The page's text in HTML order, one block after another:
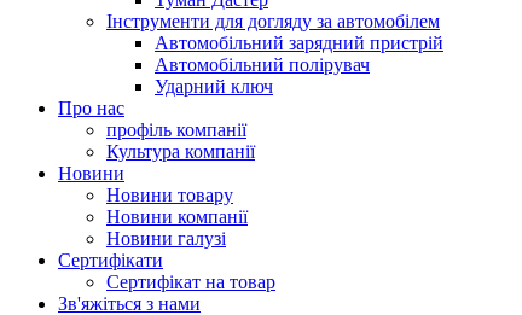
Інструменти для догляду за автомобілем
Автомобільний зарядний пристрій
Автомобільний полірувач
Ударний ключ
Про нас
профіль компанії
Культура компанії
Новини
Новини товару
Новини компанії
Новини галузі
Сертифікати
Сертифікат на товар
Зв'яжіться з нами